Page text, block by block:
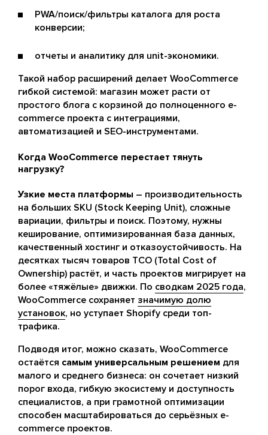
PWA/поиск/фильтры каталога для роста
конверсии;
отчеты и аналитику для unit-экономики.
Такой набор расширений делает WooCommerce
гибкой системой: магазин может расти от
простого блога с корзиной до полноценного e-
commerce проекта с интеграциями,
автоматизацией и SEO-инструментами.
Когда WooCommerce перестает тянуть
нагрузку?
Узкие места платформы – производительность
на больших SKU (Stock Keeping Unit), сложные
вариации, фильтры и поиск. Поэтому, нужны
кеширование, оптимизированная база данных,
качественный хостинг и отказоустойчивость. На
десятках тысяч товаров TCO (Total Cost of
Ownership) растёт, и часть проектов мигрирует на
более «тяжёлые» движки. По сводкам 2025 года,
WooCommerce сохраняет значимую долю
установок, но уступает Shopify среди топ-
трафика.
Подводя итог, можно сказать, WooCommerce
остаётся самым универсальным решением для
малого и среднего бизнеса: он сочетает низкий
порог входа, гибкую экосистему и доступность
специалистов, а при грамотной оптимизации
способен масштабироваться до серьёзных e-
commerce проектов.